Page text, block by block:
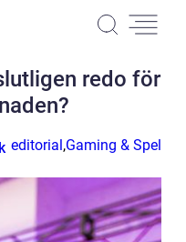
redo för
editorial,Gaming & Spel